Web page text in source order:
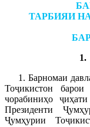
ТАРБИЯИ
1. Барномаи
Тоҷикистон
чорабиниҳо
Президенти
Ҷумҳурии